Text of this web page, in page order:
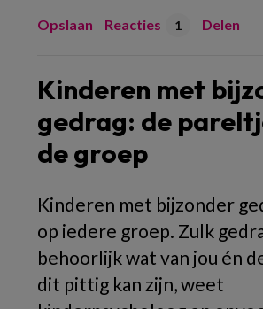
Opslaan Reacties 1 Delen
Kinderen met
gedrag: de
de groep
Kinderen met bijzonder
op iedere groep. Zulk
behoorlijk wat van jou én
dit pittig kan zijn, weet